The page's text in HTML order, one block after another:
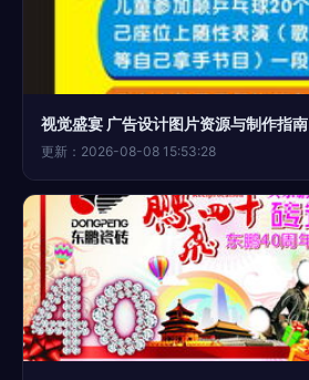
视觉盛宴 广告设计图片资源与制作指南
更新：2026-08-08 15:53:28